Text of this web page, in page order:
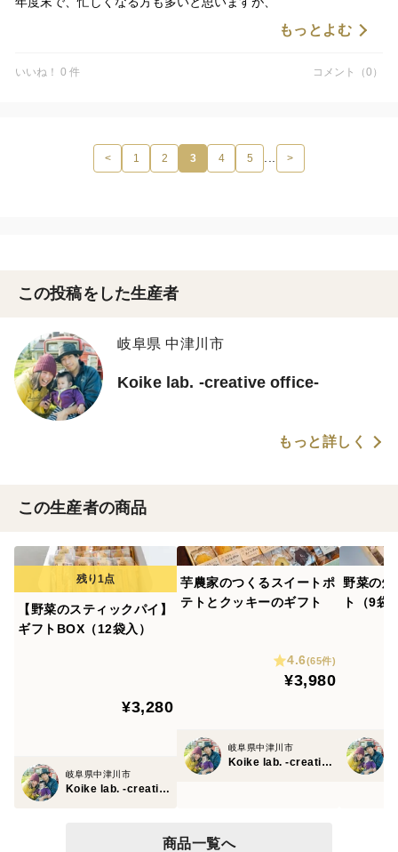
https://www.tabechoku.com/products/14636
もっとよむ
いいね！ 0 件 コメント（0）
< 1 2 3 4 5 ... >
この投稿をした生産者
岐阜県 中津川市
Koike lab. -creative office-
もっと詳しく
この生産者の商品
【野菜のスティックパイ】
ギフトBOX（12袋入）
¥3,280
岐阜県中津川市
Koike lab. -creative office-
芋農家のつくるスイートポ
テトとクッキーのギフト
4.6(65件)
¥3,980
岐阜県中津川市
Koike lab. -creative office-
野菜の
ト（9袋
商品一覧へ